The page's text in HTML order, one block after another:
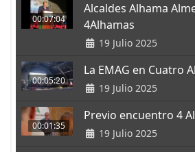
00:07:04
Alcaldes Alhama
4Alhamas
19 Julio 2025
00:05:20
La EMAG en Cuatro
19 Julio 2025
00:01:35
Previo encuentro 4
19 Julio 2025